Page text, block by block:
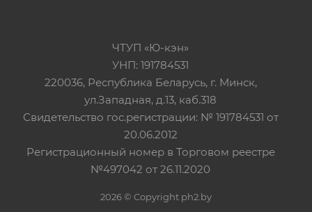
ЧТУП «Ю-кэн»
УНП: 191784531
220036, Республика Беларусь, г. Минск,
ул.Западная, д.13, каб.318
Свидетельство гос.регистрации: № 191784531 от
20.06.2012
Регистрационный номер в Торговом реестре
№497042 от 26.11.2020
2026 © Copyright ph2.by